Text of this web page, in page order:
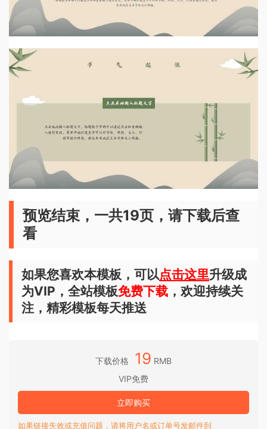
预览结束，一共19页，请下载后查
看
如果您喜欢本模板，可以点击这里升级成
为VIP，全站模板免费下载 ，欢迎持续关
注，精彩模板每天推送
下载价格 19 RMB
VIP免费
立即购买
如果链接失效或充值问题，请将用户名或订单号发邮件到